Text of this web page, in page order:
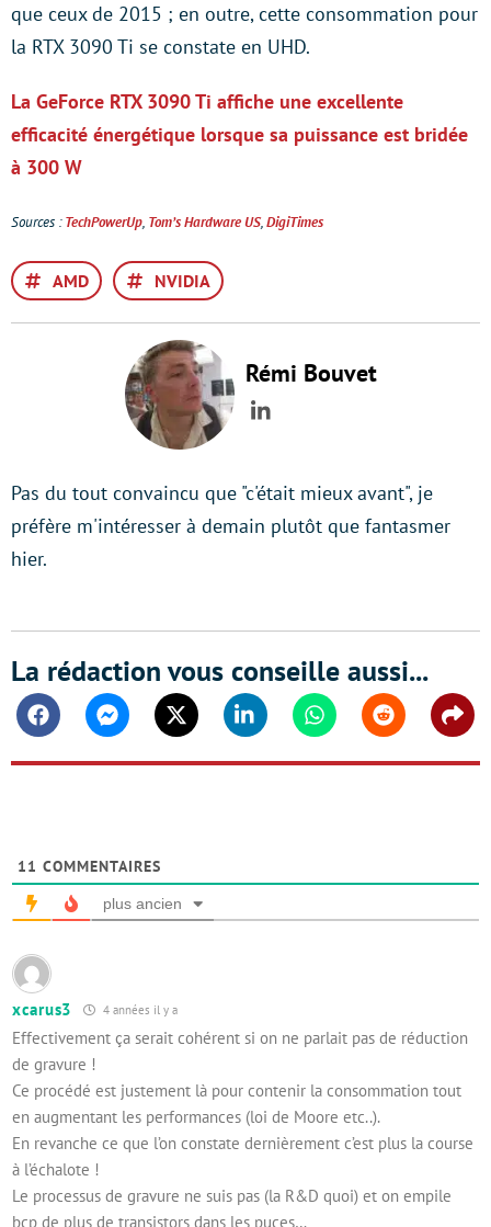
que ceux de 2015 ; en outre, cette consommation pour
la RTX 3090 Ti se constate en UHD.
La GeForce RTX 3090 Ti affiche une excellente
efficacité énergétique lorsque sa puissance est bridée
à 300 W
Sources :TechPowerUp, Tom’s Hardware US,DigiTimes
AMD NVIDIA
Rémi Bouvet
LinkedIn
Pas du tout convaincu que "c'était mieux avant", je
préfère m'intéresser à demain plutôt que fantasmer
hier.
La rédaction vous conseille aussi...
FacebookMessengerTwitter Linkedin WhatsappReddit
11 COMMENTAIRES
plus ancien
xcarus3 4 années il y a
Effectivement ça serait cohérent si on ne parlait pas de réduction
de gravure !
Ce procédé est justement là pour contenir la consommation tout
en augmentant les performances (loi de Moore etc..).
En revanche ce que l’on constate dernièrement c’est plus la course
à l’échalote !
Le processus de gravure ne suis pas (la R&D quoi) et on empile
bcp de plus de transistors dans les puces…